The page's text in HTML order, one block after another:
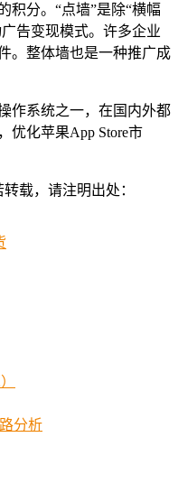
积分。“点墙”是除“横幅
告变现模式。许多企业
。整体墙也是一种推广成
作系统之一，在国内外都
优化苹果App Store市
载，请注明出处：
分析